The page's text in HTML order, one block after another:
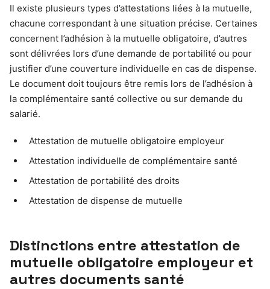
Il existe plusieurs types d’attestations liées à la mutuelle,
chacune correspondant à une situation précise. Certaines
concernent l’adhésion à la mutuelle obligatoire, d’autres
sont délivrées lors d’une demande de portabilité ou pour
justifier d’une couverture individuelle en cas de dispense.
Le document doit toujours être remis lors de l’adhésion à
la complémentaire santé collective ou sur demande du
salarié.
Attestation de mutuelle obligatoire employeur
Attestation individuelle de complémentaire santé
Attestation de portabilité des droits
Attestation de dispense de mutuelle
Distinctions entre attestation de
mutuelle obligatoire employeur et
autres documents santé